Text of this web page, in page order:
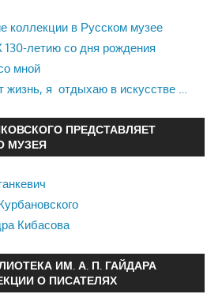
коллекции в Русском музее
летию со дня рождения
мной
жизнь, я отдыхаю в искусстве …
ПРЕДСТАВЛЯЕТ
МУЗЕЯ
Кибасова
ИМ. А. П. ГАЙДАРА
О ПИСАТЕЛЯХ